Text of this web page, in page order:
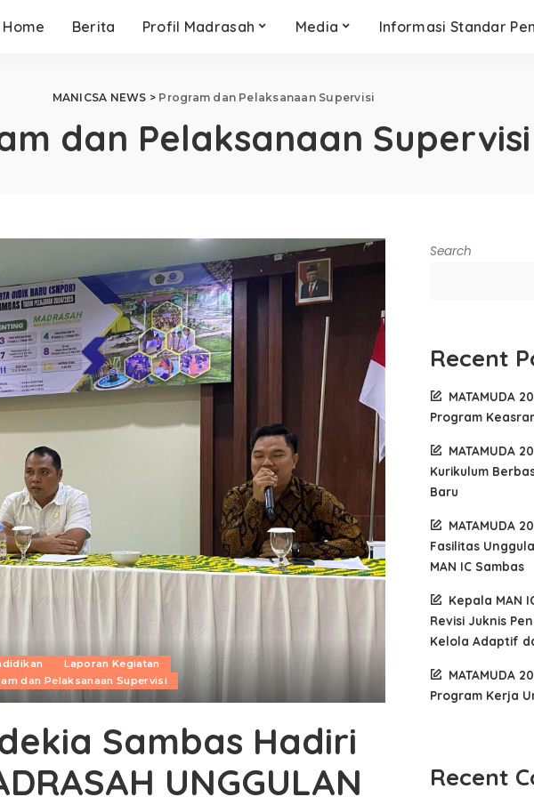
Home Berita Profil Madrasah Media Informasi Standar
MANICSA NEWS > Program dan Pelaksanaan Supervisi
dan Pelaksanaan Supervisi
Laporan Kegiatan
dan Pelaksanaan Supervisi
Sambas Hadiri
UNGGULAN
Search
Recent
MATAMUDA
Program
MATAMUDA
Kurikulum
Baru
MATAMUDA
Fasilitas
MAN IC Sambas
Kepala MAN
Revisi Juknis
Kelola Adaptif
MATAMUDA
Program Kerja
Recent